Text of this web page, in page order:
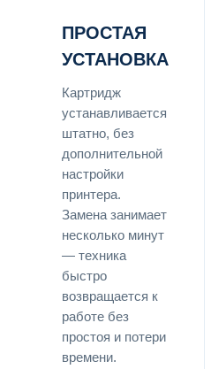
ПРОСТАЯ
УСТАНОВКА
Картридж
устанавливается
штатно, без
дополнительной
настройки
принтера.
Замена занимает
несколько минут
— техника
быстро
возвращается к
работе без
простоя и потери
времени.